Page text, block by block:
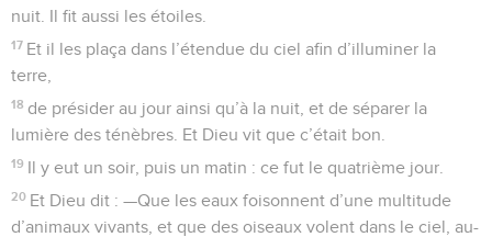
nuit. Il fit aussi les étoiles.
17 Et il les plaça dans l’étendue du ciel afin d’illuminer la
terre,
18 de présider au jour ainsi qu’à la nuit, et de séparer la
lumière des ténèbres. Et Dieu vit que c’était bon.
19 Il y eut un soir, puis un matin : ce fut le quatrième jour.
20 Et Dieu dit : —Que les eaux foisonnent d’une multitude
d’animaux vivants, et que des oiseaux volent dans le ciel, au-